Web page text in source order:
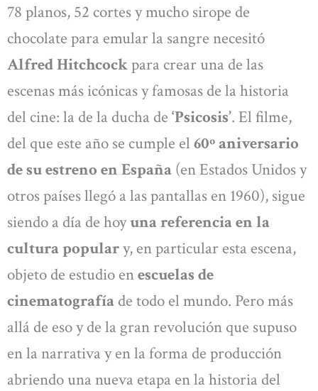
78 planos, 52 cortes y mucho sirope de
chocolate para emular la sangre necesitó
Alfred Hitchcockpara crear una de las
escenas más icónicas y famosas de la historia
del cine: la de la ducha de ‘Psicosis’. El filme,
del que este año se cumple el 60º aniversario
de su estreno en España (en Estados Unidos y
otros países llegó a las pantallas en 1960), sigue
siendo a día de hoyuna referencia en la
cultura populary, en particular esta escena,
objeto de estudio enescuelas de
cinematografía de todo el mundo. Pero más
allá de eso y de la gran revolución que supuso
en la narrativa y en la forma de producción
abriendo una nueva etapa en la historia del